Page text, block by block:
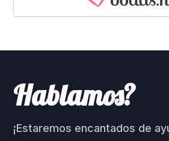
Hablamos?
¡Estaremos encantados de